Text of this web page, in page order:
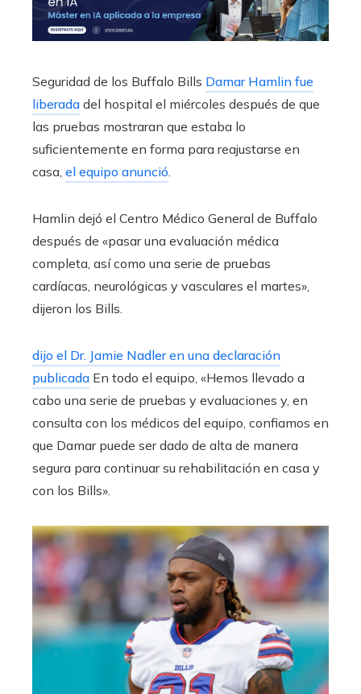
Seguridad de los Buffalo Bills Damar Hamlin fue
liberada del hospital el miércoles después de que
las pruebas mostraran que estaba lo
suficientemente en forma para reajustarse en
casa, el equipo anunció
Hamlin dejó el Centro Médico General de Buffalo
después de «pasar una evaluación médica
completa, así como una serie de pruebas
cardíacas, neurológicas y vasculares el martes»,
dijeron los Bills.
dijo el Dr. Jamie Nadler en una declaración
publicada En todo el equipo, «Hemos llevado a
cabo una serie de pruebas y evaluaciones y, en
consulta con los médicos del equipo, confiamos en
que Damar puede ser dado de alta de manera
segura para continuar su rehabilitación en casa y
con los Bills».